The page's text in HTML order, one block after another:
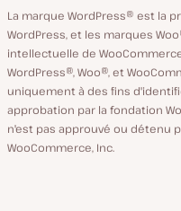
La marque WordPress® est la
WordPress, et les marques
intellectuelle de
WordPress®, Woo®, et
uniquement à des fins
approbation par la fondation
n'est pas approuvé ou détenu
WooCommerce, Inc.